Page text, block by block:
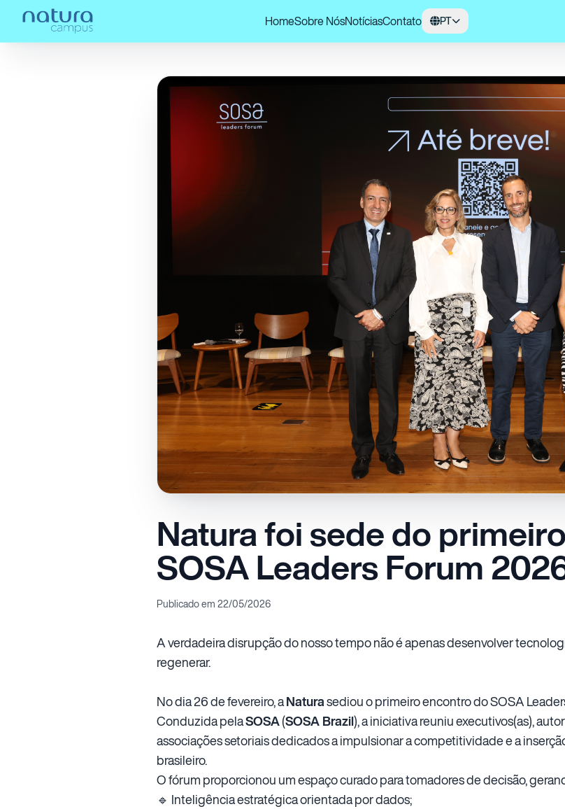
HomeSobre NósNotíciasContato PT
Natura foi sede do
SOSA Leaders Forum
Publicado em 22/05/2026
A verdadeira disrupção do nosso tempo não é apenas desenvolver
regenerar.
No dia 26 de fevereiro, aNaturasediou o primeiro encontro do SOSA
Conduzida pelaSOSA(SOSA Brazil), a iniciativa reuniu executivos(as),
associações setoriais dedicados a impulsionar a competitividade e a
brasileiro.
O fórum proporcionou um espaço curado para tomadores de decisão,
🔹 Inteligência estratégica orientada por dados;